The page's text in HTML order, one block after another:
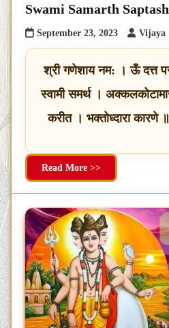
Swami Samarth
September 23, 2023 Vijaya
श्री गणेशाय नम: । ऊँ दत्त
स्वामी समर्थ ।
करीत । भक्तोध्दारा कारणे
Read More >>